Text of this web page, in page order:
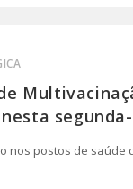
nos postos de saúde